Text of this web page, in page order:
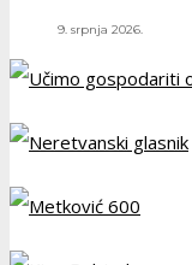
9. srpnja 2026.